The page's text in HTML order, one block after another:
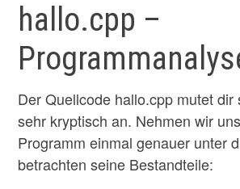
hallo.cpp –
Der Quellcode hallo.cpp mutet dir
sehr kryptisch an. Nehmen wir
Programm einmal genauer unter
betrachten seine Bestandteile: